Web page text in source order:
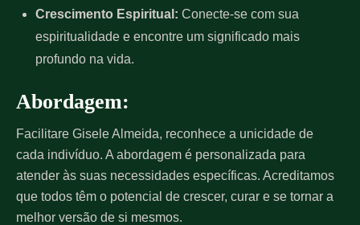
Crescimento Espiritual: Conecte-se com sua
espiritualidade e encontre um significado mais
profundo na vida.
Abordagem:
Facilitare Gisele Almeida, reconhece a unicidade de
cada indivíduo. A abordagem é personalizada para
atender às suas necessidades específicas. Acreditamos
que todos têm o potencial de crescer, curar e se tornar a
melhor versão de si mesmos.